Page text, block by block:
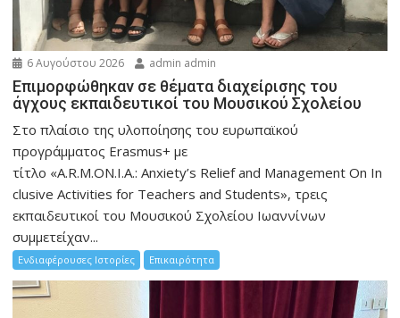
6 Αυγούστου 2026 admin admin
Eπιμορφώθηκαν σε θέματα διαχείρισης του
άγχους εκπαιδευτικοί του Μουσικού Σχολείου
Στο πλαίσιο της υλοποίησης του ευρωπαϊκού
προγράμματος Erasmus+ με
τίτλο «A.R.M.ON.I.A.: Anxiety’s Relief and Management On In
clusive Activities for Teachers and Students», τρεις
εκπαιδευτικοί του Μουσικού Σχολείου Ιωαννίνων
συμμετείχαν...
Ενδιαφέρουσες Ιστορίες Επικαιρότητα